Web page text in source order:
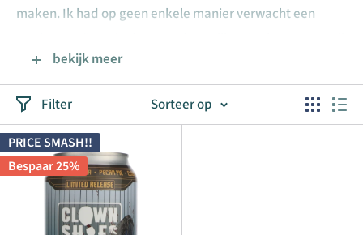
maken. Ik had op geen enkele manier verwacht een
bier voor de lol zou zijn en dan klaar. Maar mensen graven
de brouwsels en een groep van ons heeft een geweldige
tijd. Clown Shoes is op veel niveaus veel voor me gaan
betekenen. Clowns zijn twijfelachtig, maar de schoenen
maken me aan het lachen. Ze herinneren me aan
nederigheid en het vinden van humor in het leven. Onze
missie is nu om bier te produceren zonder pretentie
bekijk meer
Filter Sorteer op
PRICE SMASH!!
Bespaar 25%